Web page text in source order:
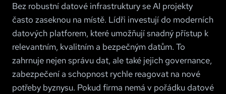
Bez robustní datové infrastruktury se AI projekty
často zaseknou na místě. Lídři investují do moderních
datových platforem, které umožňují snadný přístup k
relevantním, kvalitním a bezpečným datům. To
zahrnuje nejen správu dat, ale také jejich governance,
zabezpečení a schopnost rychle reagovat na nové
potřeby byznysu. Pokud firma nemá v pořádku datové